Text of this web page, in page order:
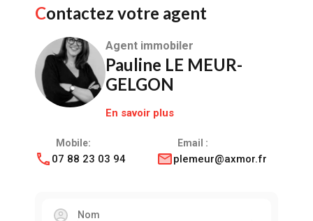
Contactez votre agent
Agent immobiler
Pauline LE MEUR-
GELGON
En savoir plus
Mobile:
07 88 23 03 94
Email :
plemeur@axmor.fr